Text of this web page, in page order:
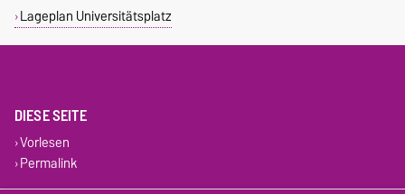
Lageplan Universitätsplatz
DIESE SEITE
Vorlesen
Permalink